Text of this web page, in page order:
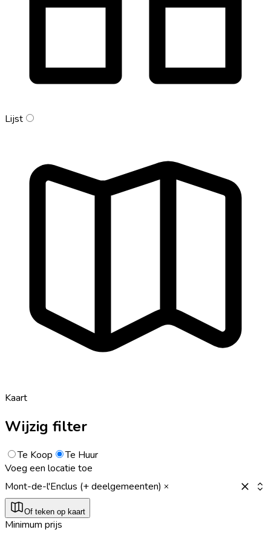
Lijst
Kaart
Wijzig filter
Te Koop
Te Huur
Voeg een locatie toe
Mont-de-l'Enclus (+ deelgemeenten)
Of teken op kaart
Minimum prijs